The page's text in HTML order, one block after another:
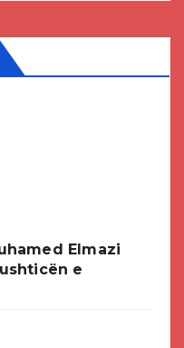
Elmazi
e